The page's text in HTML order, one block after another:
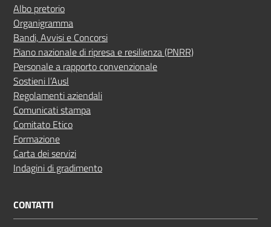
Albo pretorio
Organigramma
Bandi, Avvisi e Concorsi
Piano nazionale di ripresa e resilienza (PNRR)
Personale a rapporto convenzionale
Sostieni l’Ausl
Regolamenti aziendali
Comunicati stampa
Comitato Etico
Formazione
Carta dei servizi
Indagini di gradimento
CONTATTI